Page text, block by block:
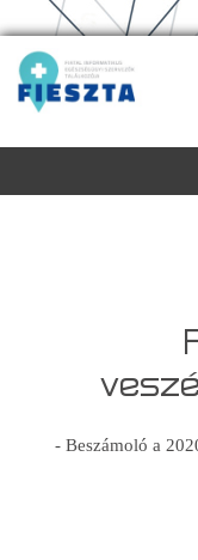
- Beszámoló a